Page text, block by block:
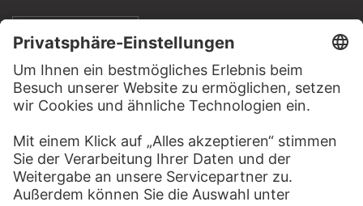
KONTAKT
Haben Sie Anregungen, Fragen oder Informationen zu
diesem Werk?